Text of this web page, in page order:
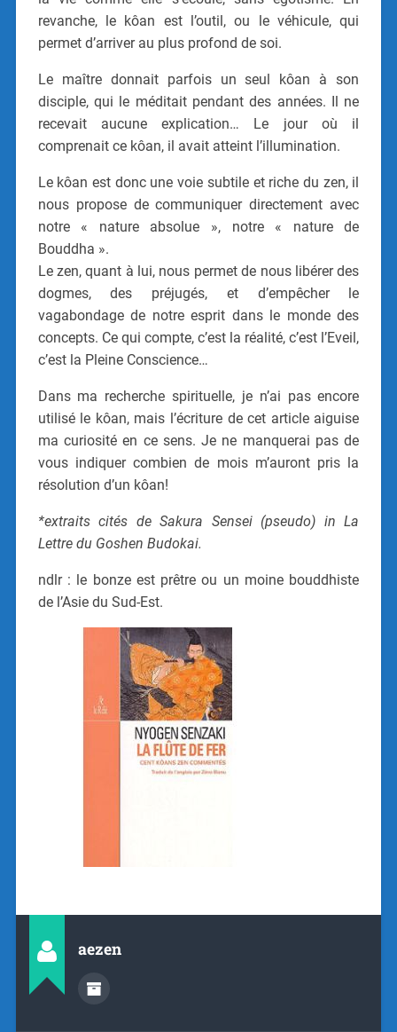
revanche, le kôan est l’outil, ou le véhicule, qui
permet d’arriver au plus profond de soi.
Le maître donnait parfois un seul kôan à son
disciple, qui le méditait pendant des années. Il ne
recevait aucune explication… Le jour où il
comprenait ce kôan, il avait atteint l’illumination.
Le kôan est donc une voie subtile et riche du zen, il
nous propose de communiquer directement avec
notre « nature absolue », notre « nature de
Bouddha ».
Le zen, quant à lui, nous permet de nous libérer des
dogmes, des préjugés, et d’empêcher le
vagabondage de notre esprit dans le monde des
concepts. Cequi compte, c’est la réalité, c’est l’Eveil,
c’est la Pleine Conscience…
Dans ma recherche spirituelle, je n’ai pas encore
utilisé le kôan, mais l’écriture de cet article aiguise
ma curiosité en ce sens. Je ne manquerai pas de
vous indiquer combien de mois m’auront pris la
résolution d’un kôan!
*extraits cités de Sakura Sensei (pseudo) in La
Lettre du Goshen Budokai.
ndlr : le bonze est prêtre ou un moine bouddhiste
de l’Asie du Sud-Est.
aezen